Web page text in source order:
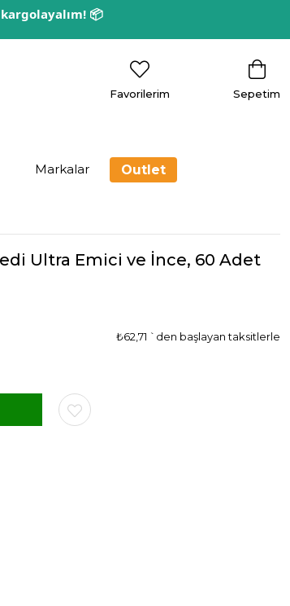
📦
Sepetim
Favorilerim
Markalar Outlet
Ultra Emici ve İnce, 60 Adet
₺62,71 `den başlayan taksitlerle